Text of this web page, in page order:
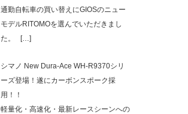
通勤自転車の買い替えにGIOSのニュー
モデルRITOMOを選んでいただきまし
た。
[…]
シマノ New Dura-Ace WH-R9370シリ
ーズ登場！遂にカーボンスポーク採
用！！
軽量化・高速化・最新レースシーンへの